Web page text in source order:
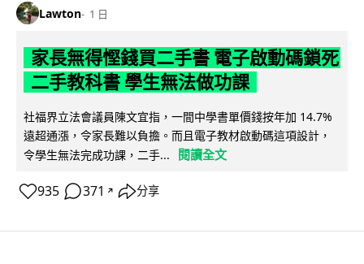
Lawton 1 日
家長無得慳錢買二手書 電子啟動碼鎖死
二手教科書 學生無法做功課
社福界立法會議員陳文宜指，一間中學書單價錢按年加 14.7%
遠超通漲，令家長難以負擔。而且電子教材啟動碼這項設計，
令學生無法完成功課，二手...
閱讀全文
935 371 ↗ 分享